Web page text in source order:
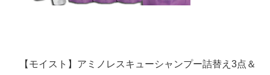
【モイスト】アミノレスキューシャンプー詰替え3点＆